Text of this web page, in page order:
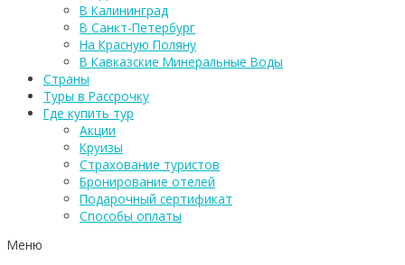
В Калининград
В Санкт-Петербург
На Красную Поляну
В Кавказские Минеральные Воды
Страны
Туры в Рассрочку
Где купить тур
Акции
Круизы
Страхование туристов
Бронирование отелей
Подарочный сертификат
Способы оплаты
Меню